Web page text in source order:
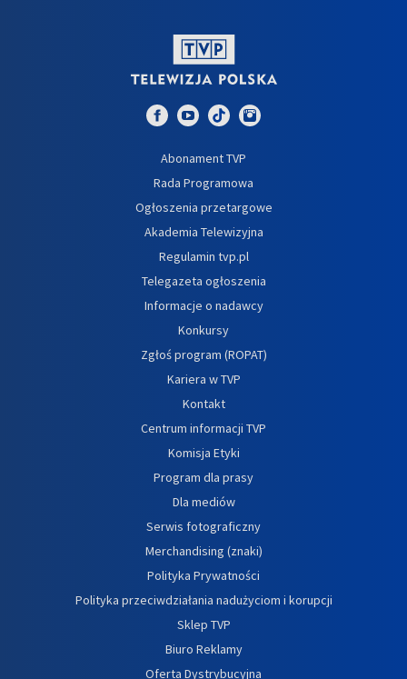
Abonament TVP
Rada Programowa
Ogłoszenia przetargowe
Akademia Telewizyjna
Regulamin tvp.pl
Telegazeta ogłoszenia
Informacje o nadawcy
Konkursy
Zgłoś program (ROPAT)
Kariera w TVP
Kontakt
Centrum informacji TVP
Komisja Etyki
Program dla prasy
Dla mediów
Serwis fotograficzny
Merchandising (znaki)
Polityka Prywatności
Polityka przeciwdziałania nadużyciom i korupcji
Sklep TVP
Biuro Reklamy
Oferta Dystrybucyjna